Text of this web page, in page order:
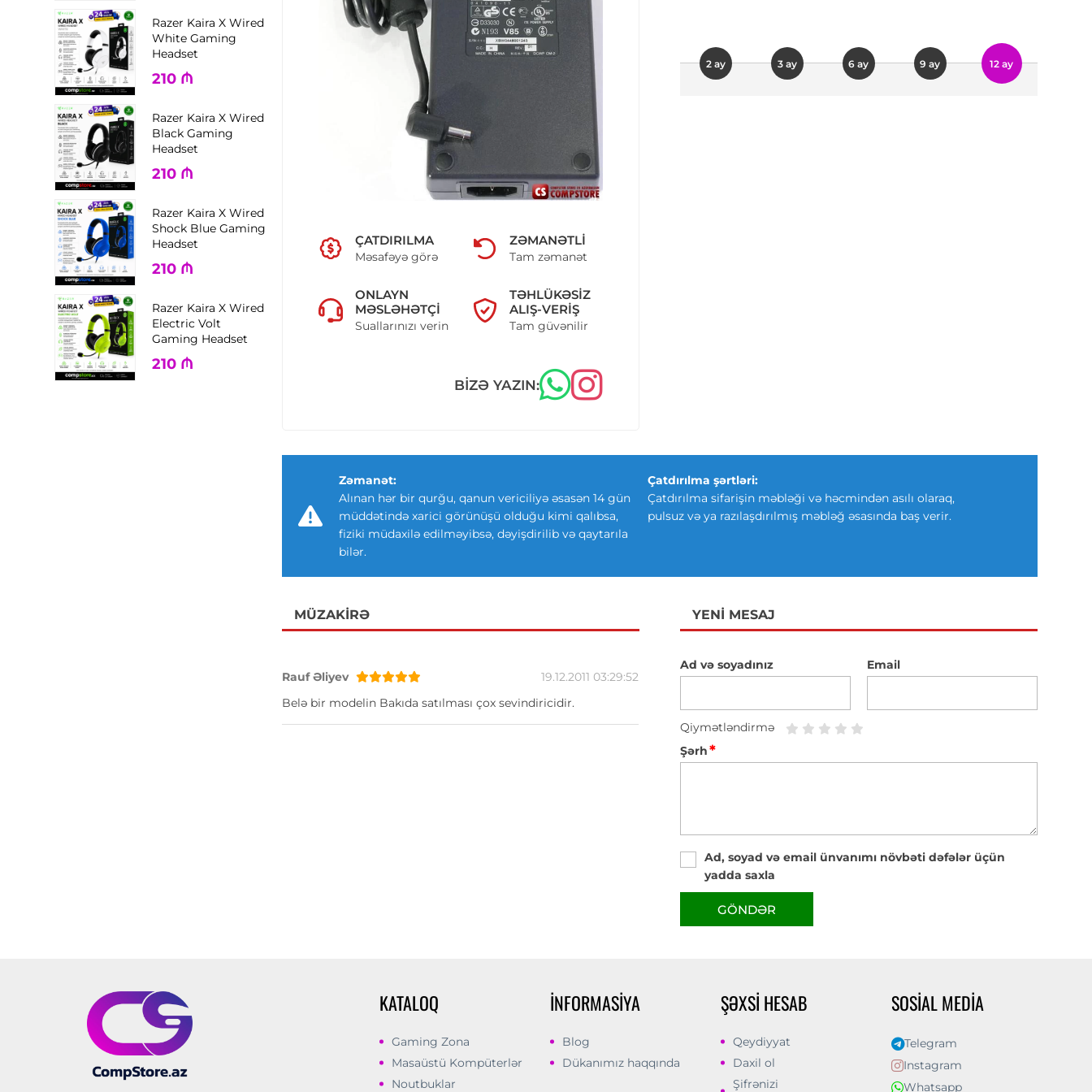
Razer Kaira X Wired
White Gaming
Headset
210 ₼
Razer Kaira X Wired
Black Gaming
Headset
210 ₼
Razer Kaira X Wired
Shock Blue Gaming
Headset
210 ₼
Razer Kaira X Wired
Electric Volt
Gaming Headset
210 ₼
ÇATDIRILMA
Məsafəyə görə
ZƏMANƏTLI
Tam zəmanət
ONLAYN
MƏSLƏHƏTÇI
Suallarınızı verin
TƏHLÜKƏSIZ
ALIŞ-VERIŞ
Tam güvənilir
BIZƏ YAZIN:
2 ay 3 ay 6 ay 9 ay 12 ay
Zəmanət:
Alınan hər bir qurğu, qanun vericiliyə əsasən 14 gün
müddətində xarici görünüşü olduğu kimi qalıbsa,
fiziki müdaxilə edilməyibsə, dəyişdirilib və qaytarıla
bilər.
Çatdırılma şərtləri:
Çatdırılma sifarişin məbləği və həcmindən asılı olaraq,
pulsuz və ya razılaşdırılmış məbləğ əsasında baş verir.
MÜZAKIRƏ
Rauf Əliyev
19.12.2011 03:29:52
Belə bir modelin Bakıda satılması çox sevindiricidir.
YENI MESAJ
Ad və soyadınız Email
Qiymətləndirmə
Şərh*
Ad, soyad və email ünvanımı növbəti dəfələr üçün
yadda saxla
GÖNDƏR
KATALOQ
Gaming Zona
Masaüstü Kompüterlər
Noutbuklar
İNFORMASIYA
Blog
Dükanımız haqqında
ŞƏXSI HESAB
Qeydiyyat
Daxil ol
Şifrənizi
SOSIAL MEDIA
Telegram
Instagram
Whatsapp